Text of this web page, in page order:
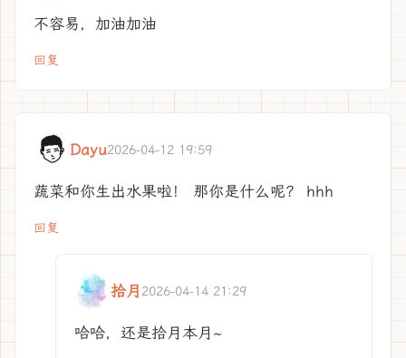
不容易，加油加油
回复
Dayu2026-04-12 19:59
蔬菜和你生出水果啦！ 那你是什么呢？ hhh
回复
拾月 2026-04-14 21:29
哈哈，还是拾月本月~